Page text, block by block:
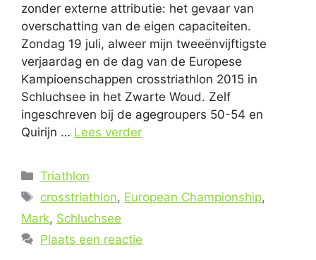
zonder externe attributie: het gevaar van
overschatting van de eigen capaciteiten.
Zondag 19 juli, alweer mijn tweeënvijftigste
verjaardag en de dag van de Europese
Kampioenschappen crosstriathlon 2015 in
Schluchsee in het Zwarte Woud. Zelf
ingeschreven bij de agegroupers 50-54 en
Quirijn … Lees verder
Categorieën
Triathlon
Tags
crosstriathlon, European Championship,
Mark, Schluchsee
Plaats een reactie